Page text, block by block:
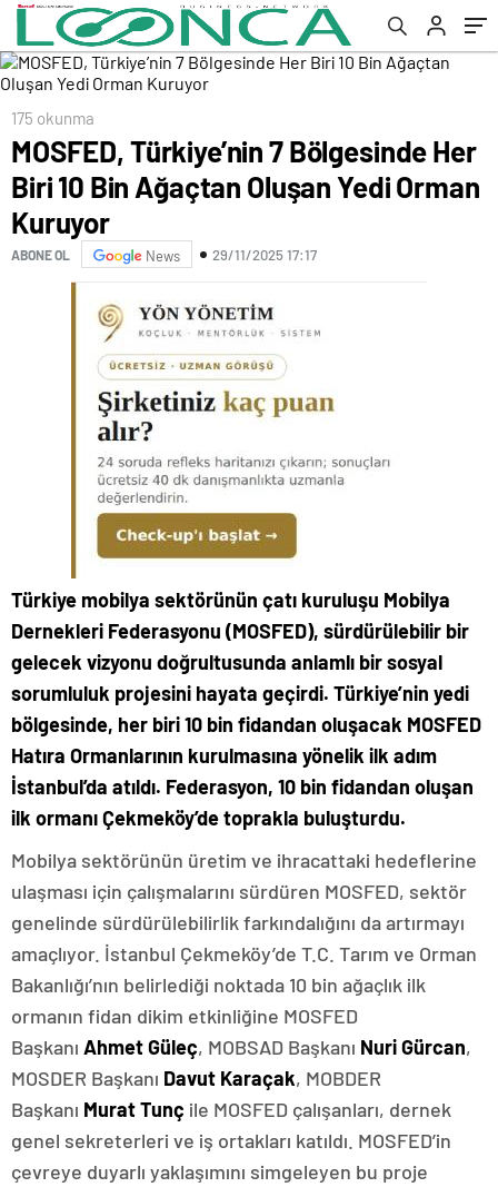
175 okunma
MOSFED, Türkiye’nin 7 Bölgesinde Her
Biri 10 Bin Ağaçtan Oluşan Yedi Orman
Kuruyor
ABONE OL News 29/11/2025 17:17
Türkiye mobilya sektörünün çatı kuruluşu Mobilya
Dernekleri Federasyonu (MOSFED), sürdürülebilir bir
gelecek vizyonu doğrultusunda anlamlı bir sosyal
sorumluluk projesini hayata geçirdi. Türkiye’nin yedi
bölgesinde, her biri 10 bin fidandan oluşacak MOSFED
Hatıra Ormanlarının kurulmasına yönelik ilk adım
İstanbul’da atıldı. Federasyon, 10 bin fidandan oluşan
ilk ormanı Çekmeköy’de toprakla buluşturdu.
Mobilya sektörünün üretim ve ihracattaki hedeflerine
ulaşması için çalışmalarını sürdüren MOSFED, sektör
genelinde sürdürülebilirlik farkındalığını da artırmayı
amaçlıyor. İstanbul Çekmeköy’de T.C. Tarım ve Orman
Bakanlığı’nın belirlediği noktada 10 bin ağaçlık ilk
ormanın fidan dikim etkinliğine MOSFED
Başkanı Ahmet Güleç, MOBSAD Başkanı Nuri Gürcan,
MOSDER Başkanı Davut Karaçak, MOBDER
Başkanı Murat Tunç ile MOSFED çalışanları, dernek
genel sekreterleri ve iş ortakları katıldı. MOSFED’in
çevreye duyarlı yaklaşımını simgeleyen bu proje